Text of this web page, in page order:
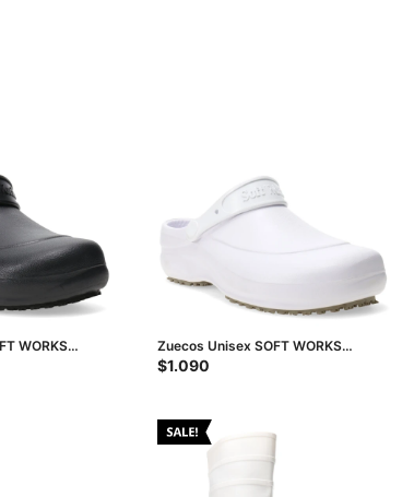
WORKS
Zuecos Unisex SOFT WORKS
antideslizante - Blanco
$1.090